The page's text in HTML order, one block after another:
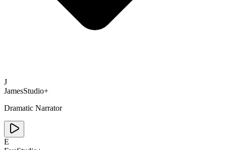
J
JamesStudio+
Dramatic Narrator
E